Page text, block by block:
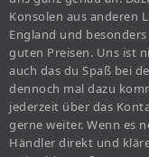
Konsolen aus anderen
England und
guten Preisen. Uns ist
auch das du Spaß bei
dennoch mal dazu
jederzeit über das
gerne weiter. Wenn es
Händler direkt und